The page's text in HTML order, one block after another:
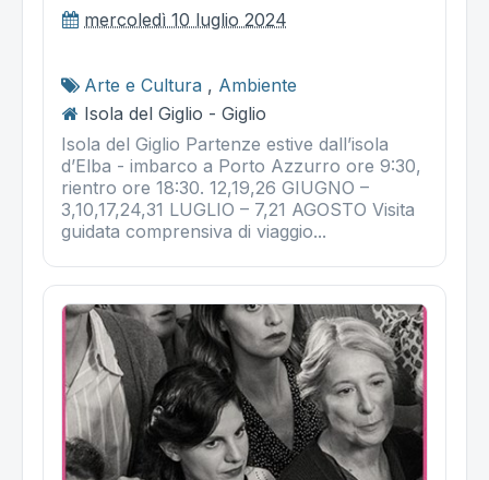
mercoledì 10 luglio 2024
Arte e Cultura , Ambiente
Isola del Giglio - Giglio
Isola del Giglio Partenze estive dall’isola
d’Elba - imbarco a Porto Azzurro ore 9:30,
rientro ore 18:30. 12,19,26 GIUGNO –
3,10,17,24,31 LUGLIO – 7,21 AGOSTO Visita
guidata comprensiva di viaggio...